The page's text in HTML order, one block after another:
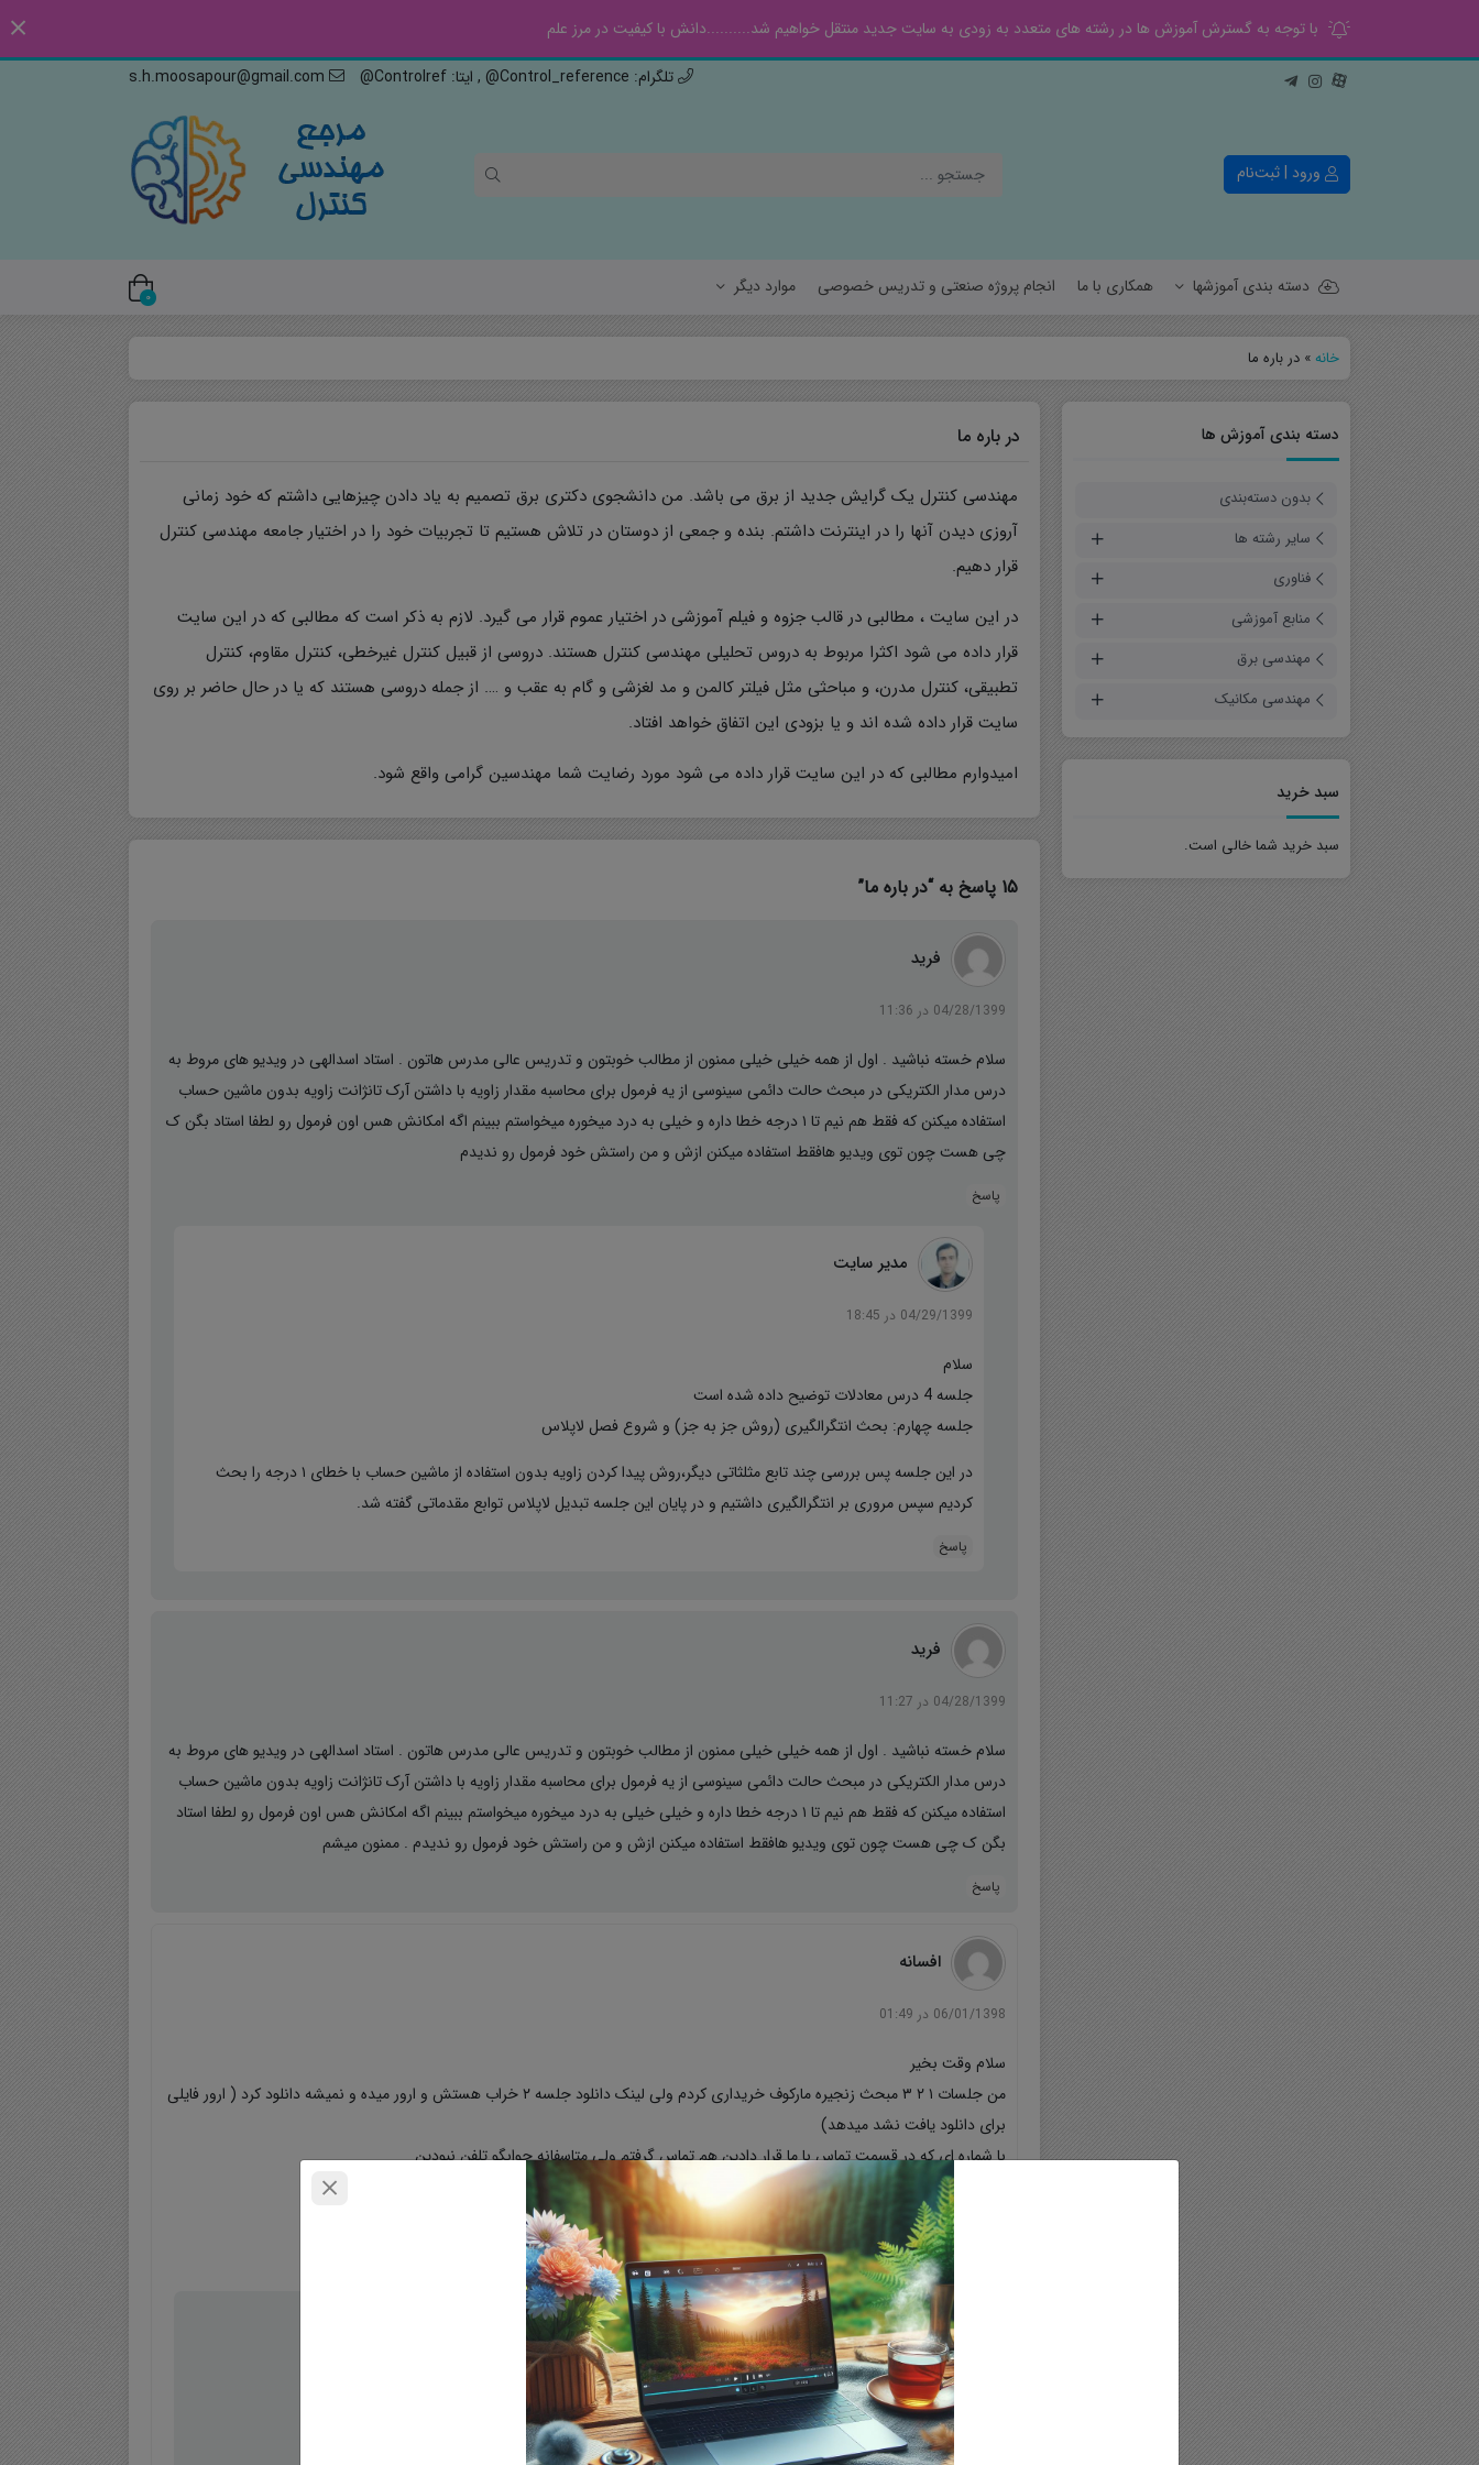
با توجه به گسترش آموزش ها در رشته های متعدد به زودی به سایت جدید منتقل خواهیم شد..........دانش با کیفیت در مرز علم
تلگرام: Control_reference@ , ایتا: Controlref@
s.h.moosapour@gmail.com
ورود | ثبت‌نام
دسته بندی آموزشها
کنترل
قدرت
الکترونیک
مخابرات
سیالات
هوافضا
فیزیک
فیلم آموزشی
مقالات شبیه سازی شده
حل تمرین
جزوه
نرم افزار
همکاری با ما انجام پروژه صنعتی و تدریس خصوصی موارد دیگر 0
خانه» در باره ما
در باره ما
مهندسی کنترل یک گرایش جدید از برق می باشد. من دانشجوی دکتری برق تصمیم به یاد دادن چیزهایی داشتم که خود زمانی
آروزی دیدن آنها را در اینترنت داشتم. بنده و جمعی از دوستان در تلاش هستیم تا تجربیات خود را در اختیار جامعه مهندسی کنترل
قرار دهیم.
در این سایت ، مطالبی در قالب جزوه و فیلم آموزشی در اختیار عموم قرار می گیرد. لازم به ذکر است که مطالبی که در این سایت
قرار داده می شود اکثرا مربوط به دروس تحلیلی مهندسی کنترل هستند. دروسی از قبیل کنترل غیرخطی، کنترل مقاوم، کنترل
تطبیقی، کنترل مدرن، و مباحثی مثل فیلتر کالمن و مد لغزشی و گام به عقب و …. از جمله دروسی هستند که یا در حال حاضر بر روی
سایت قرار داده شده اند و یا بزودی این اتفاق خواهد افتاد.
امیدوارم مطالبی که در این سایت قرار داده می شود مورد رضایت شما مهندسین گرامی واقع شود.
15 پاسخ به “در باره ما”
فرید
04/28/1399 در 11:36
سلام خسته نباشید . اول از همه خیلی خیلی ممنون از مطالب خوبتون و تدریس عالی مدرس هاتون . استاد اسدالهی در ویدیو های مروط به
درس مدار الکتریکی در مبحث حالت دائمی سینوسی از یه فرمول برای محاسبه مقدار زاویه با داشتن آرک تانژانت زاویه بدون ماشین حساب
استفاده میکنن که فقط هم نیم تا ۱ درجه خطا داره و خیلی به درد میخوره میخواستم ببینم اگه امکانش هس اون فرمول رو لطفا استاد بگن ک
چی هست چون توی ویدیو هافقط استفاده میکنن ازش و من راستش خود فرمول رو ندیدم
پاسخ
مدیر سایت
04/29/1399 در 18:45
سلام
جلسه 4 درس معادلات توضیح داده شده است
جلسه چهارم: بحث انتگرالگیری (روش جز به جز) و شروع فصل لاپلاس
در این جلسه پس بررسی چند تابع مثلثاتی دیگر،روش پیدا کردن زاویه بدون استفاده از ماشین حساب با خطای ۱ درجه را بحث
کردیم سپس مروری بر انتگرالگیری داشتیم و در پایان این جلسه تبدیل لاپلاس توابع مقدماتی گفته شد.
پاسخ
فرید
04/28/1399 در 11:27
سلام خسته نباشید . اول از همه خیلی خیلی ممنون از مطالب خوبتون و تدریس عالی مدرس هاتون . استاد اسدالهی در ویدیو های مروط به
درس مدار الکتریکی در مبحث حالت دائمی سینوسی از یه فرمول برای محاسبه مقدار زاویه با داشتن آرک تانژانت زاویه بدون ماشین حساب
استفاده میکنن که فقط هم نیم تا ۱ درجه خطا داره و خیلی خیلی به درد میخوره میخواستم ببینم اگه امکانش هس اون فرمول رو لطفا استاد
بگن ک چی هست چون توی ویدیو هافقط استفاده میکنن ازش و من راستش خود فرمول رو ندیدم . ممنون میشم
پاسخ
افسانه
06/01/1398 در 01:49
سلام وقت بخیر
من جلسات ۱ ۲ ۳ مبحث زنجیره مارکوف خریداری کردم ولی لینک دانلود جلسه ۲ خراب هستش و ارور میده و نمیشه دانلود کرد ( ارور فایلی
برای دانلود یافت نشد میدهد)
با شماره ای که در قسمت تماس با ما قرار دادین هم تماس گرفتم ولی متاسفانه جوابگو تلفن نبودین
لطفا پیگیری کنید و لینک مورد نظر برام ایمیل کنید
مدیر سایت
06/01/1398 در 11:05
سلام .چشم در اسرع وقت رسیدگی می شود.موفق باشین
دسته بندی آموزش ها
بدون دسته‌بندی
سایر رشته ها
فناوری
منابع آموزشی
مهندسی برق
مهندسی مکانیک
سبد خرید
سبد خرید شما خالی است.